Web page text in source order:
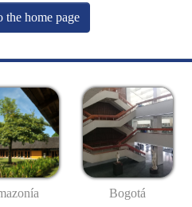
the home page
Bogotá